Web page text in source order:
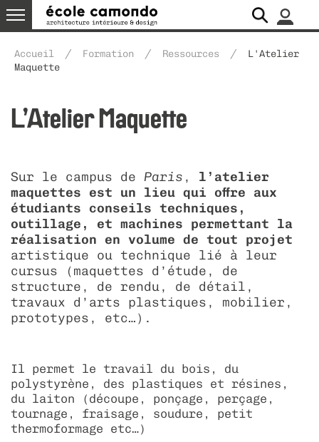
école
l’école
camondo méditerranée
devenir architecte d’intérieur –
designer
équipe
camondo recrute
actualités
agenda
galerie de projets
le diplôme en cinq ans
cursus
diplôme
atelier campus
programme pédagogique
les enseignants
camondo paris
camondo méditerranée
ressources
bibliothèque
atelier maquette
fablab
admission
entrer en 1ère année
entrer en équivalence
entrer au cycle préparatoire
aides financières
bourse « égalité des chances »
bourse du crous
les projets de diplômes
diploma 2026
diploma 2025
diploma 2024
diploma 2023
diploma 2021
diploma 2020
recherche
recherches & documentation
conférences
le chaudron
vidéos
partenariats / réseau
partenariats
recruter un.e camondien.ne
déposer une offre de stage
nous soutenir
égalité des chances
vie étudiante
informations étudiant
livret de l'étudiant - cursus
localisation hebdomadaire – paris
vie pratique
bde - bureau des étudiants
collectif échos
mon espace personnel
alumni
association camondo alumni
Accueil / Formation / Ressources /
L'Atelier
Maquette
L’Atelier Maquette
Sur le campus de Paris ,
l’atelier
maquettes est un lieu qui offre aux
étudiants conseils techniques,
outillage, et machines permettant la
réalisation en volume de tout projet
artistique ou technique lié à leur
cursus (maquettes d’étude, de
structure, de rendu, de détail,
travaux d’arts plastiques, mobilier,
prototypes, etc…).
Il permet le travail du bois, du
polystyrène, des plastiques et résines,
du laiton (découpe, ponçage, perçage,
tournage, fraisage, soudure, petit
thermoformage etc…)